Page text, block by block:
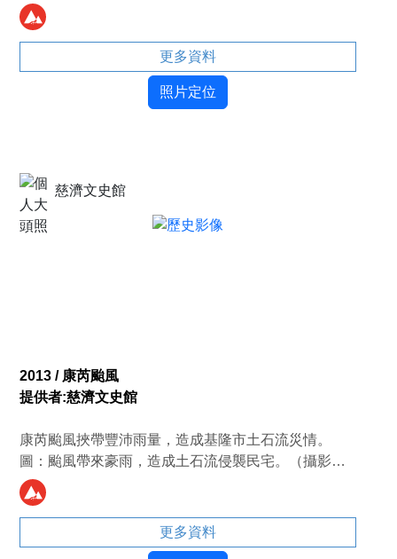
／游錫璋）
更多資料
照片定位
慈濟文史館
2013 / 康芮颱風
提供者:慈濟文史館
康芮颱風挾帶豐沛雨量，造成基隆市土石流災情。
圖：颱風帶來豪雨，造成土石流侵襲民宅。（攝影者
／游錫璋）
更多資料